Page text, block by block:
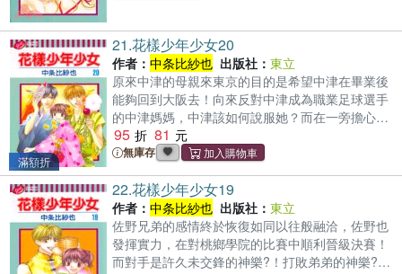
滿額折
21.花樣少年少女20
作者： 中条比紗也 出版社： 東立
原來中津的母親來東京的目的是希望中津在畢業後
能夠回到大阪去！向來反對中津成為職業足球選手
的中津媽媽，中津該如何說服她？而在一旁擔心中
津的瑞稀和佐野之間的關係也有了微妙的進展…
95 81
無庫存
22.花樣少年少女19
作者： 中条比紗也 出版社： 東立
佐野兄弟的感情終於恢復如同以往般融洽，佐野也
發揮實力，在對桃鄉學院的比賽中順利晉級決賽！
而對手是許久未交鋒的神樂?！打敗弟弟的神樂?，